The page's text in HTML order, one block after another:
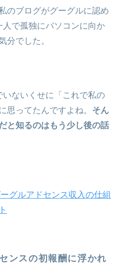
のブログがグーグルに認め
人で孤独にパソコンに向か
分でした。
いないくせに「これで私の
思ってたんですよね。 そん
と知るのはもう少し後の話
グルアドセンス収入の仕組
ンスの初報酬に浮かれ